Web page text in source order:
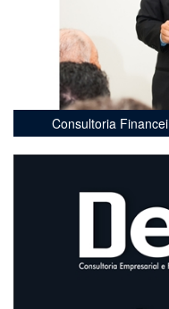
Consultoria